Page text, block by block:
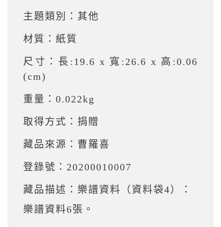
主題類別： 其他
材質： 紙質
尺寸： 長:19.6 x 寬:26.6 x 高:0.06
(cm)
重量： 0.022kg
取得方式： 捐贈
藏品來源： 曹羅喜
登錄號： 20200010007
藏品描述： 樂譜資料（資料袋4）：
樂譜資料6張。